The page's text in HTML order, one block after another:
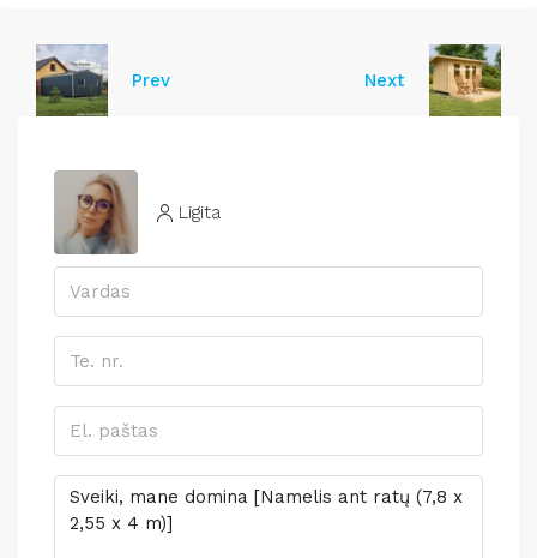
Prev Next
Ligita